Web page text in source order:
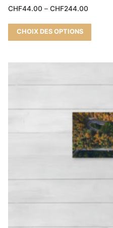
5.00
CHF44.00 – CHF244.00
CHOIX DES OPTIONS